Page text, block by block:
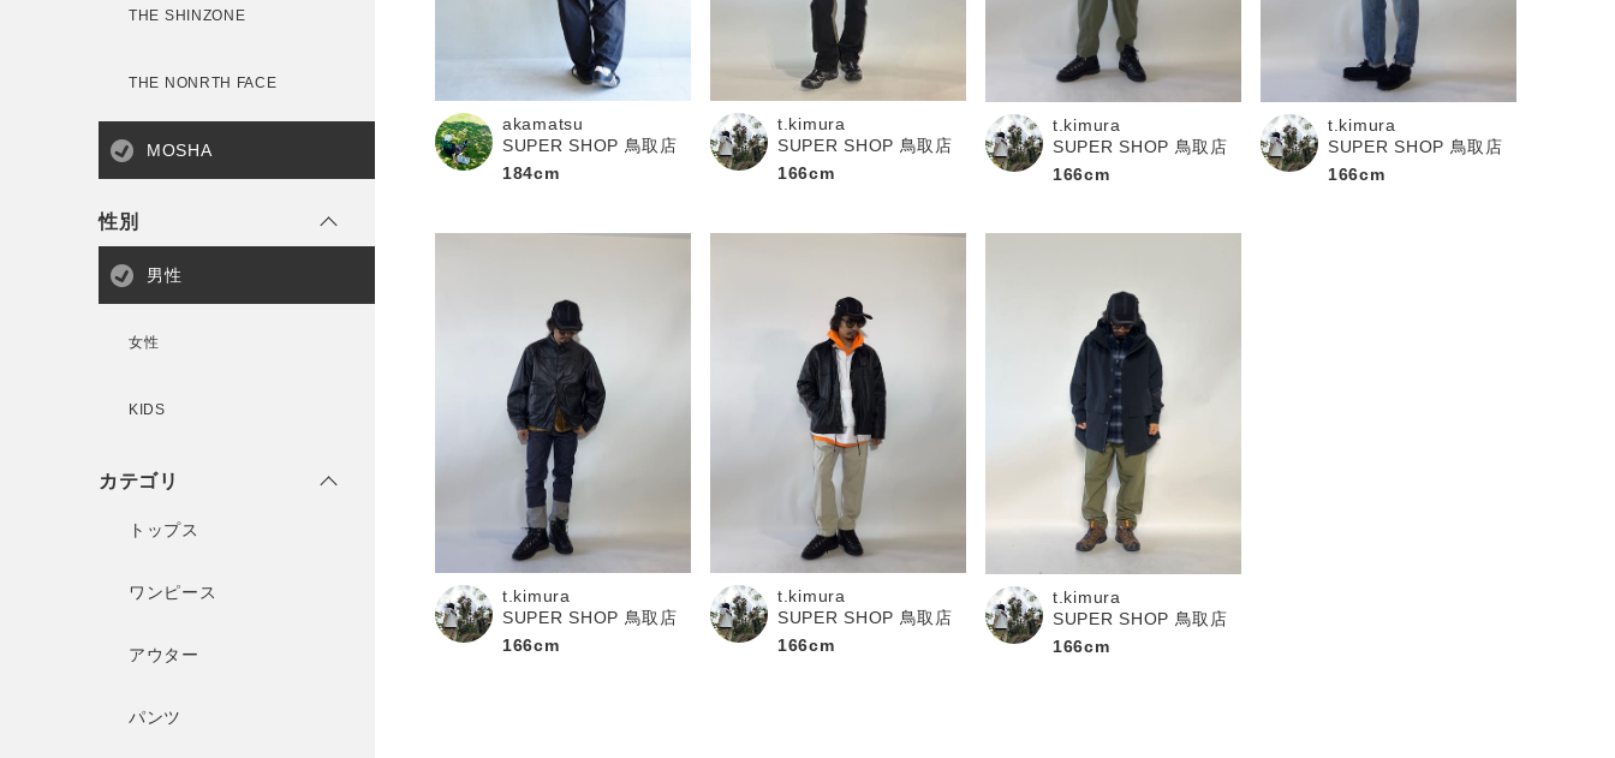
新規会員登録
THE SHINZONE
THE NONRTH FACE
MOSHA
性別
男性
女性
KIDS
カテゴリ
トップス
ワンピース
アウター
パンツ
akamatsu
SUPER SHOP 鳥取店
184cm
t.kimura
SUPER SHOP 鳥取店
166cm
t.kimura
SUPER SHOP 鳥取店
166cm
t.kimura
SUPER SHOP 鳥取店
166cm
t.kimura
SUPER SHOP 鳥取店
166cm
t.kimura
SUPER SHOP 鳥取店
166cm
t.kimura
SUPER SHOP 鳥取店
166cm